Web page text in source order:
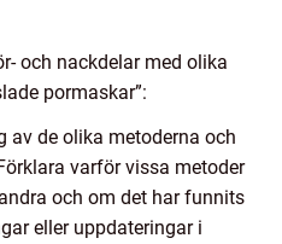
och nackdelar med olika
pormaskar”:
av de olika metoderna och
varför vissa metoder
och om det har funnits
eller uppdateringar i